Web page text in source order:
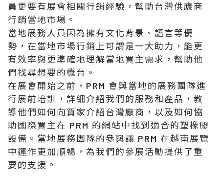
員更要有展會相關行銷經驗，幫助台灣供應商
行銷當地市場。
當地展務人員因為擁有文化背景、語言等優
勢，在當地市場行銷上可謂是一大助力，能更
有效率與更準確地理解當地買主需求，幫助他
們找尋想要的機台。
在展會開始之前，PRM 會與當地的展務團隊進
行展前培訓，詳細介紹我們的服務和產品，教
導他們如何向買家介紹台灣廠商，以及如何協
助國際買主在 PRM 的網站中找到適合的塑橡膠
設備。當地展務團隊的參與讓 PRM 在越南展覽
中運作更加順暢，為我們的參展活動提供了重
要的支援。